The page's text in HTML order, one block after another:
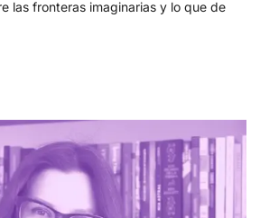
las fronteras imaginarias y lo que de